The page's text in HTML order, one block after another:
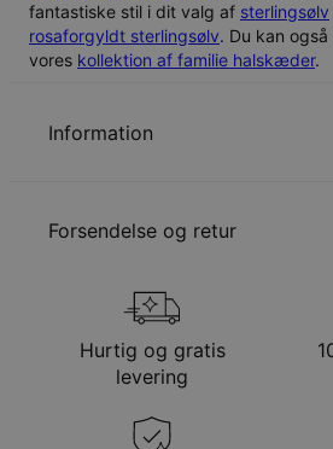
fantastiske stil i dit valg af sterlingsølv
rosaforgyldt sterlingsølv. Du kan
vores kollektion af familie halskæder.
Information
Udmålinger
Stil/kollektion
Hypoallergenisk
Forsendelse og retur
forsendelsesmetode
Metode
Gratis levering
Hurtig og gratis
levering